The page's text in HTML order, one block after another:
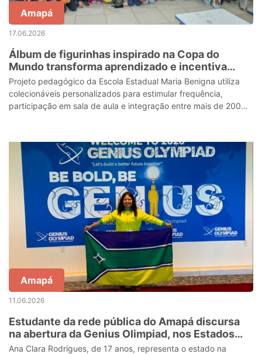
Amapá
17.06.2026
Álbum de figurinhas inspirado na Copa do
Mundo transforma aprendizado e incentiva
estudantes em escola estadual de Macapá
Projeto pedagógico da Escola Estadual Maria Benigna utiliza
colecionáveis personalizados para estimular frequência,
participação em sala de aula e integração entre mais de 200
Amapá
11.06.2026
Estudante da rede pública do Amapá discursa
na abertura da Genius Olimpiad, nos Estados
Unidos
Ana Clara Rodrigues, de 17 anos, representa o estado na